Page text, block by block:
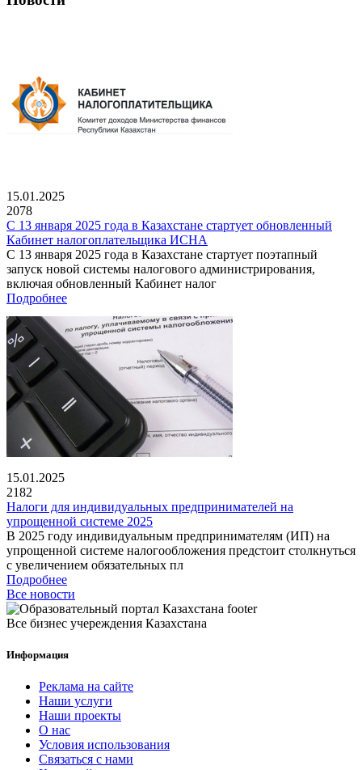
15.01.2025
2078
С 13 января 2025 года в Казахстане стартует обновленный
Кабинет налогоплательщика ИСНА
С 13 января 2025 года в Казахстане стартует поэтапный
запуск новой системы налогового администрирования,
включая обновленный Кабинет налог
Подробнее
15.01.2025
2182
Налоги для индивидуальных предпринимателей на
упрощенной системе 2025
В 2025 году индивидуальным предпринимателям (ИП) на
упрощенной системе налогообложения предстоит столкнуться
с увеличением обязательных пл
Подробнее
Все новости
Все бизнес учереждения Казахстана
Информация
Реклама на сайте
Наши услуги
Наши проекты
О нас
Условия использования
Связаться с нами